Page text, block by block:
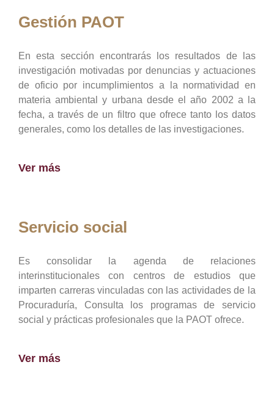
Gestión PAOT
En esta sección encontrarás los resultados de las
investigación motivadas por denuncias y actuaciones
de oficio por incumplimientos a la normatividad en
materia ambiental y urbana desde el año 2002 a la
fecha, a través de un filtro que ofrece tanto los datos
generales, como los detalles de las investigaciones.
Ver más
Servicio social
Es consolidar la agenda de relaciones
interinstitucionales con centros de estudios que
imparten carreras vinculadas con las actividades de la
Procuraduría, Consulta los programas de servicio
social y prácticas profesionales que la PAOT ofrece.
Ver más